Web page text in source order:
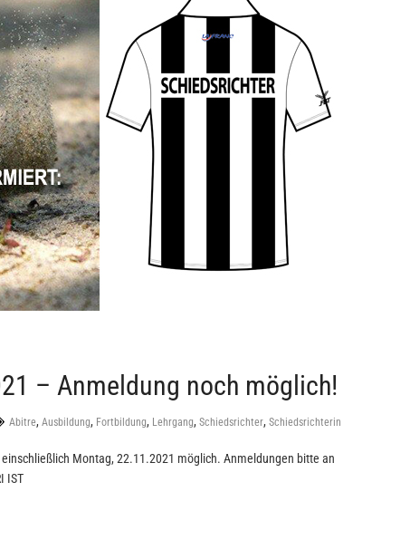
– Anmeldung noch möglich!
Abitre, Ausbildung, Fortbildung, Lehrgang, Schiedsrichter, Schiedsrichterin
Montag, 22.11.2021 möglich. Anmeldungen bitte an
IST